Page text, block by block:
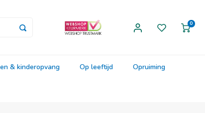
0
& kinderopvang Op leeftijd Opruiming